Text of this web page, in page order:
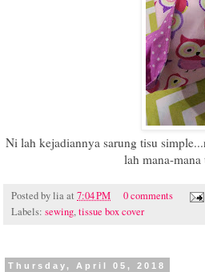
Ni lah kejadiannya sarung tisu
lah mana-
Posted byliaat 7:04 PM
0 comments
Labels: sewing,tissue box cover
Thursday, April 05, 2018